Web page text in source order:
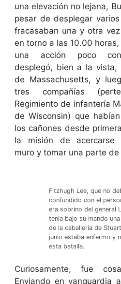
una elevación no lejana,
pesar de desplegar
fracasaban una y otra
en torno a las 10.00
una acción poco
desplegó, bien a la
de Massachusetts, y
tres compañías
Regimiento de infantería
de Wisconsin) que
los cañones desde
la misión de acercarse
muro y tomar una parte de
Fitzhugh Lee, que no
confundido con el
era sobrino del general
tenía bajo su mando
de la caballería de
junio estaba enfermo y
esta batalla.
Curiosamente, fue
Enviando en vanguardia